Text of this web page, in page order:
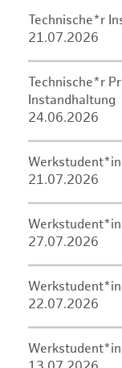
Technische*r
21.07.2026
Technische*r
Instandhaltung
24.06.2026
21.07.2026
27.07.2026
Werkstudent*in
22.07.2026